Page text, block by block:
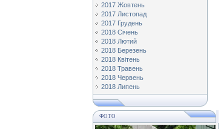
2017 Жовтень
2017 Листопад
2017 Грудень
2018 Січень
2018 Лютий
2018 Березень
2018 Квітень
2018 Травень
2018 Червень
2018 Липень
ФОТО